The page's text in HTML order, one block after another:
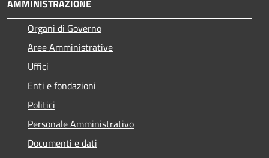
AMMINISTRAZIONE
Organi di Governo
Aree Amministrative
Uffici
Enti e fondazioni
Politici
Personale Amministrativo
Documenti e dati